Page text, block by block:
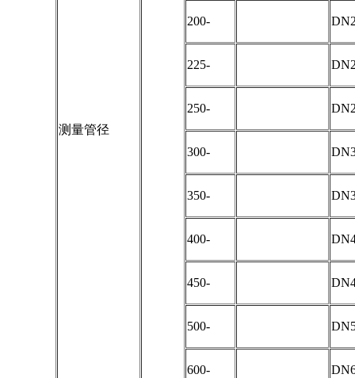
测量管径
200-
225-
250-
300-
350-
400-
450-
500-
600-